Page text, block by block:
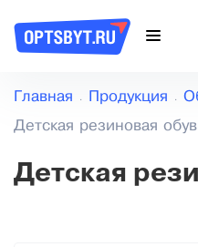
Главная Продукция
Детская резиновая
Детская